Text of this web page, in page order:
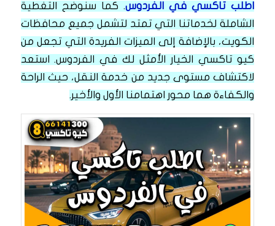
اطلب تاكسي في الفردوس. كما سنوضح التغطية
الشاملة لخدماتنا التي تمتد لتشمل جميع محافظات
الكويت، بالإضافة إلى الميزات الفريدة التي تجعل من
كيو تاكسي الخيار الأمثل لك في الفردوس. استعد
لاكتشاف مستوى جديد من خدمة النقل، حيث الراحة
والكفاءة هما محور اهتمامنا الأول والأخير.